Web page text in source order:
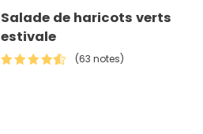
Salade de haricots verts
estivale
(63 notes)